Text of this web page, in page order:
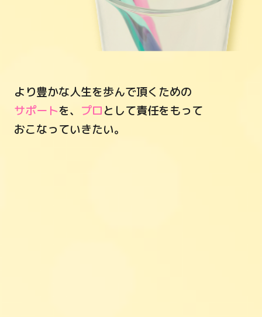
より豊かな人生を歩んで頂くための
サポートを、 プロとして責任をもって
おこなっていきたい。